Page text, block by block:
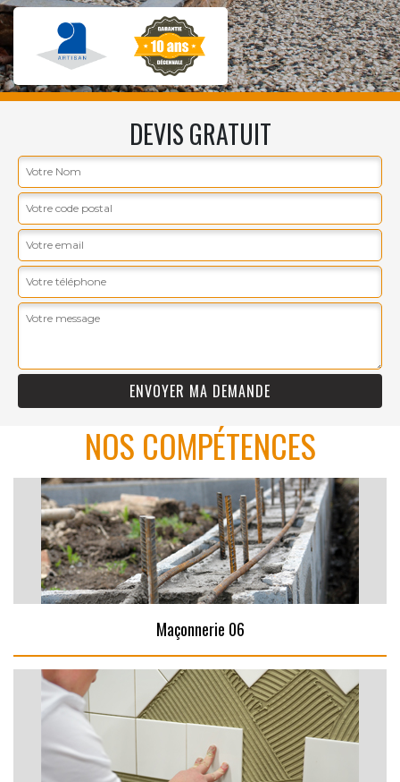
DEVIS GRATUIT
NOS COMPÉTENCES
Maçonnerie 06